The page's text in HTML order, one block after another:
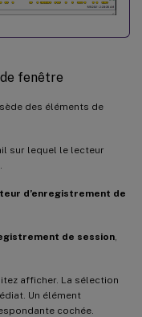
fenêtre
des éléments de
sur lequel le lecteur
d’enregistrement de
de session
afficher. La sélection
Un élément
cochée.